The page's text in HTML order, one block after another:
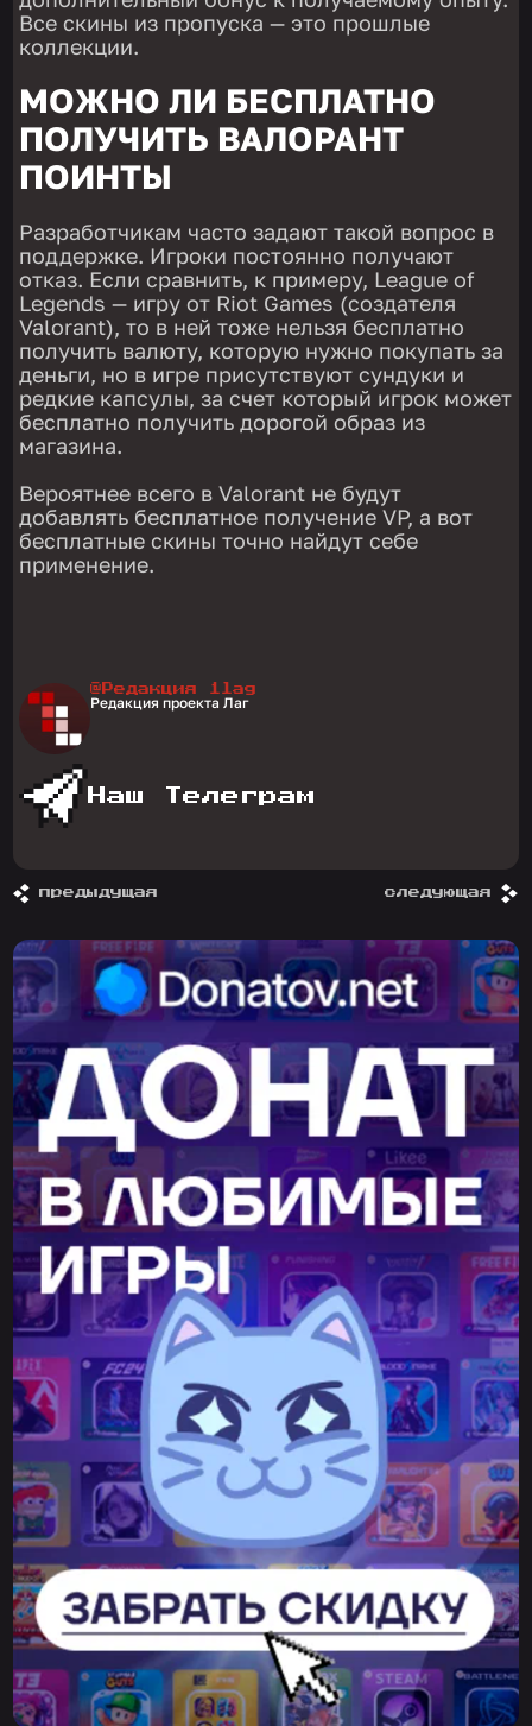
Все скины из пропуска — это прошлые
коллекции.
МОЖНО ЛИ БЕСПЛАТНО
ПОЛУЧИТЬ ВАЛОРАНТ
ПОИНТЫ
Разработчикам часто задают такой вопрос в
поддержке. Игроки постоянно получают
отказ. Если сравнить, к примеру, League of
Legends — игру от Riot Games (создателя
Valorant), то в ней тоже нельзя бесплатно
получить валюту, которую нужно покупать за
деньги, но в игре присутствуют сундуки и
редкие капсулы, за счет который игрок может
бесплатно получить дорогой образ из
магазина.
Вероятнее всего в Valorant не будут
добавлять бесплатное получение VP, а вот
бесплатные скины точно найдут себе
применение.
@Редакция 1lag
Редакция проекта Лаг
Наш Телеграм
предыдущая следующая